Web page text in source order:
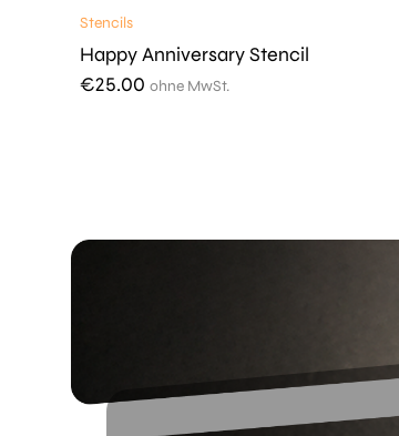
Stencils
Happy Anniversary Stencil
€25.00 ohne MwSt.